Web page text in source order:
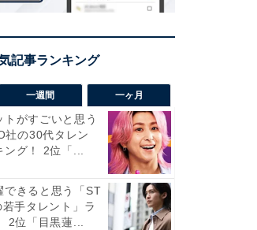
一週間 一ヶ月
トがすごいと思う
社の30代タレン
ング！ 2位「...
できると思う「ST
手タレント」ラ
2位「目黒蓮...